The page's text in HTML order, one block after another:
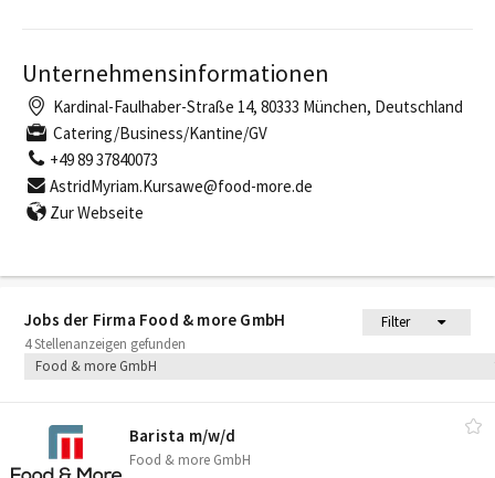
Jobs der Firma Food & more GmbH
Filter
4 Stellenanzeigen gefunden
Food & more GmbH
Barista m/​w/​d
Food & more GmbH
Unternehmensinformationen
Kardinal-Faulhaber-Straße 14, 80333 München, Deutschland
Catering/Business/Kantine/GV
+49 89 37840073
AstridMyriam.Kursawe@food-more.de
Zur Webseite